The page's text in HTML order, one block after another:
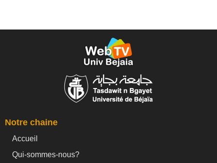
Notre chaine
Accueil
Qui-sommes-nous?